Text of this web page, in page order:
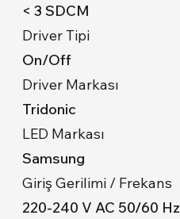
< 3 SDCM
Driver Tipi
On/Off
Driver Markası
Tridonic
LED Markası
Samsung
Giriş Gerilimi / Frekans
220-240 V AC 50/60 Hz